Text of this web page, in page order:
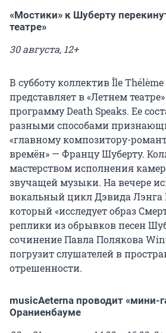
«Мостики» к Шуберту
театре»
30 августа, 12+
В субботу коллектив Île
представляет в «Летнем
программу Death Speaks. Ее
разными способами
«главному композитору-
времён» — Францу Шуберту.
мастерством исполнения
звучащей музыки. На вечере
вокальный цикл Дэвида Лэнга
который «исследует образ
реплики из обрывков песен
сочинение Павла Полякова
погрузит слушателей в
отрешенности.
musicAeterna проводит «мини-
Ораниенбауме